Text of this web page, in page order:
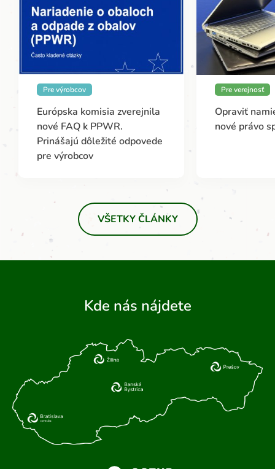
Pre výrobcov
Európska komisia zverejnila
nové FAQ k PPWR.
Prinášajú dôležité odpovede
pre výrobcov
Pre verejnosť
Opraviť
nové právo
VŠETKY ČLÁNKY
Kde nás nájdete